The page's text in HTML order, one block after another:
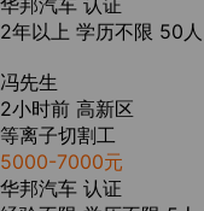
华邦汽车 认证
2年以上 学历不限 50人
冯先生
2小时前 高新区
等离子切割工
5000-7000元
华邦汽车 认证